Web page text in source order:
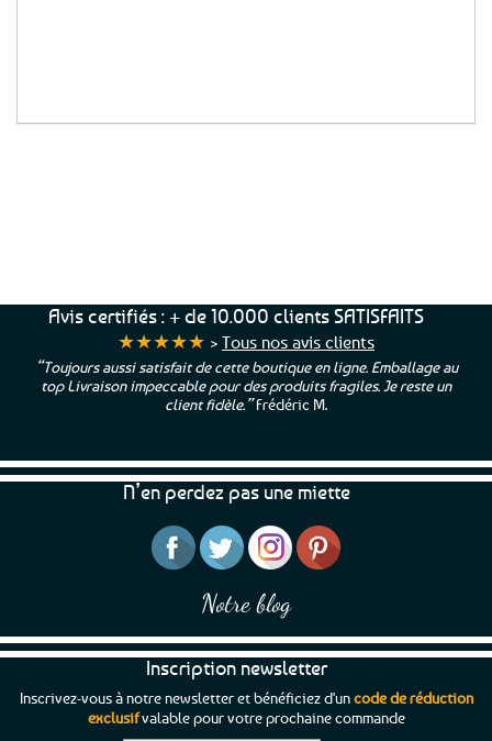
Avis certifiés : + de 10.000 clients SATISFAITS
★★★★★ > Tous nos avis clients
“Toujours aussi satisfait de cette boutique en ligne. Emballage au
top Livraison impeccable pour des produits fragiles. Je reste un
client fidèle.”Frédéric M.
N’en perdez pas une miette
Notre blog
Inscription newsletter
Inscrivez-vous à notre newsletter et bénéficiez d'uncode de réduction
exclusifvalable pour votre prochaine commande